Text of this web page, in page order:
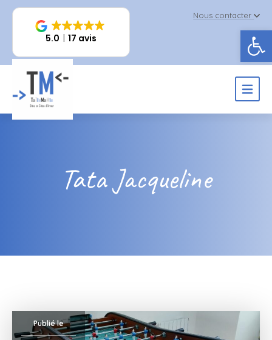
5.0 17 avis
Nous contacter
Tata Jacqueline
Publié le